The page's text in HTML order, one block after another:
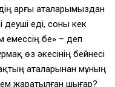
арғы аталарымыздан
деушi едi, соны кек
емессiң бе» – деп
өз әкесiнiң бейнесi
аталарынан мұның
жаратылған шығар?